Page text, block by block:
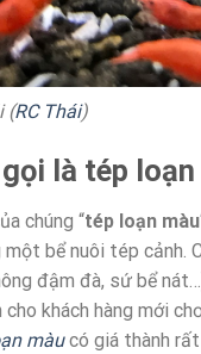
(RC Thái)
là tép loạn
chúng “tép loạn màu
một bể nuôi tép
đậm đà, sứ bể
cho khách hàng mới
màucó giá thành rất